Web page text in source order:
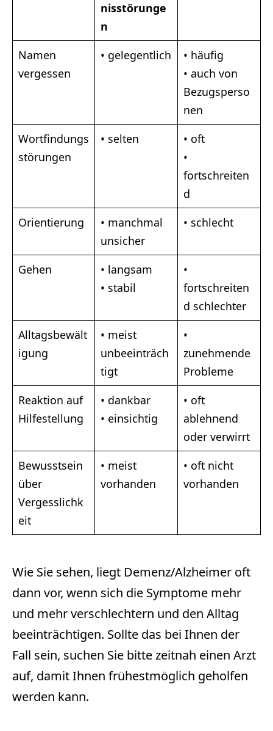
nisstörunge
n
Namen
vergessen
• gelegentlich
• häufig
• auch von
Bezugsperso
nen
Wortfindungs
störungen
• selten
• oft
•
fortschreiten
d
Orientierung
• manchmal
unsicher
• schlecht
Gehen
• langsam
• stabil
•
fortschreiten
d schlechter
Alltagsbewält
igung
• meist
unbeeinträch
tigt
•
zunehmende
Probleme
Reaktion auf
Hilfestellung
• dankbar
• einsichtig
• oft
ablehnend
oder verwirrt
Bewusstsein
über
Vergesslichk
eit
• meist
vorhanden
• oft nicht
vorhanden
Wie Sie sehen, liegt Demenz/Alzheimer oft
dann vor, wenn sich die Symptome mehr
und mehr verschlechtern und den Alltag
beeinträchtigen. Sollte das bei Ihnen der
Fall sein, suchen Sie bitte zeitnah einen Arzt
auf, damit Ihnen frühestmöglich geholfen
werden kann.